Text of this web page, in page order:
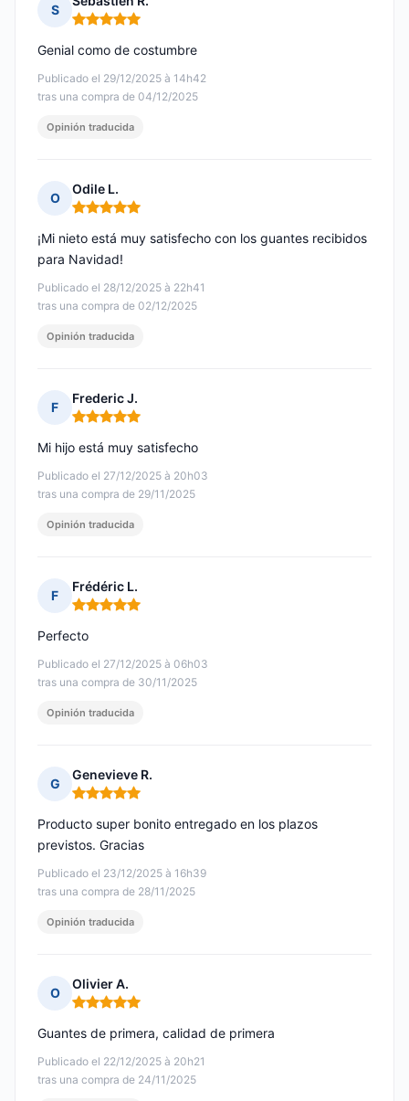
S
Nota: 5 de 5
Publicado el 29/12/2025 à 14h42
tras una compra de 04/12/2025
Genial como de costumbre
Opinión traducida
O
Odile L.
Nota: 5 de 5
Publicado el 28/12/2025 à 22h41
tras una compra de 02/12/2025
¡Mi nieto está muy satisfecho con los guantes recibidos
para Navidad!
Opinión traducida
F
Frederic J.
Nota: 5 de 5
Publicado el 27/12/2025 à 20h03
tras una compra de 29/11/2025
Mi hijo está muy satisfecho
Opinión traducida
F
Frédéric L.
Nota: 5 de 5
Publicado el 27/12/2025 à 06h03
tras una compra de 30/11/2025
Perfecto
Opinión traducida
G
Genevieve R.
Nota: 5 de 5
Publicado el 23/12/2025 à 16h39
tras una compra de 28/11/2025
Producto super bonito entregado en los plazos
previstos. Gracias
Opinión traducida
O
Olivier A.
Nota: 5 de 5
Publicado el 22/12/2025 à 20h21
tras una compra de 24/11/2025
Guantes de primera, calidad de primera